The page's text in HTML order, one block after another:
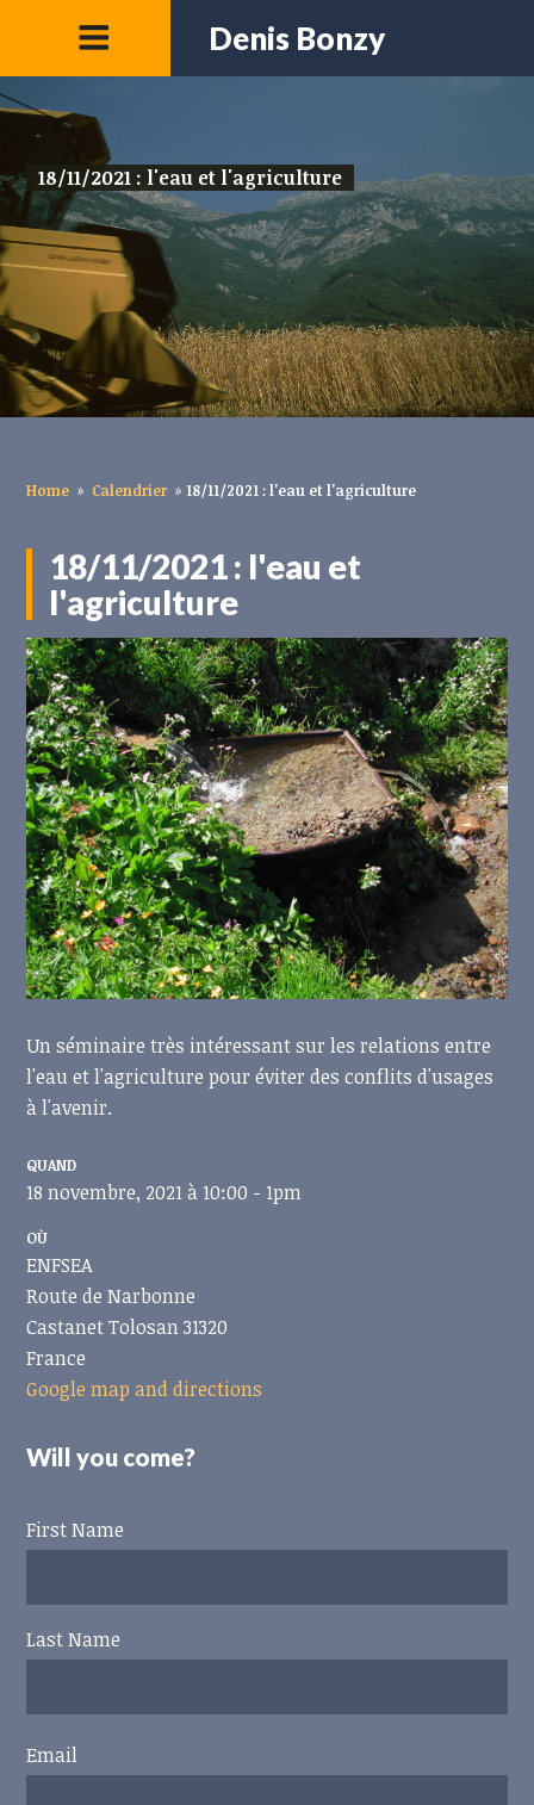
Denis Bonzy
18/11/2021 : l'eau et l'agriculture
Home » Calendrier » 18/11/2021 : l'eau et l'agriculture
18/11/2021 : l'eau et
l'agriculture
Un séminaire très intéressant sur les relations entre
l'eau et l'agriculture pour éviter des conflits d'usages
à l'avenir.
QUAND
18 novembre, 2021 à 10:00 - 1pm
OÙ
ENFSEA
Route de Narbonne
Castanet Tolosan 31320
France
Google map and directions
Will you come?
First Name
Last Name
Email